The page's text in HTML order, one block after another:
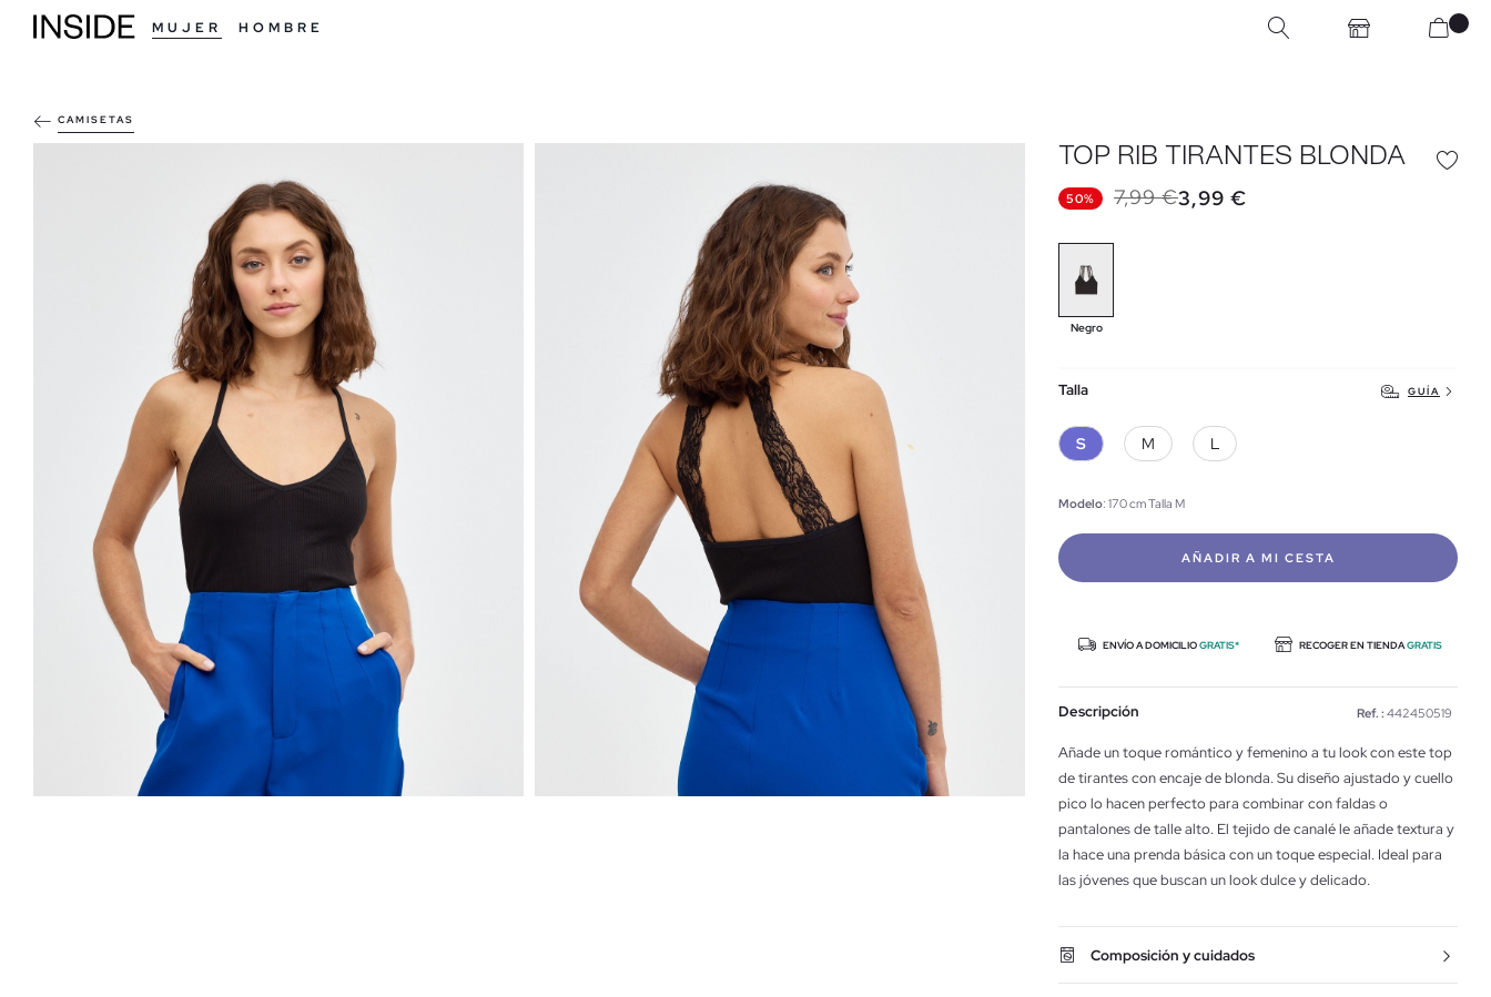
MUJER HOMBRE
CAMISETAS
TOP RIB TIRANTES BLONDA
50% 7,99 €3,99 €
Negro
Talla GUÍA
S M L
Modelo: 170 cm Talla M
AÑADIR A MI CESTA
ENVÍO A DOMICILIOGRATIS* RECOGER EN TIENDAGRATIS
Descripción Ref. : 442450519
Añade un toque romántico y femenino a tu look con este top
de tirantes con encaje de blonda. Su diseño ajustado y cuello
pico lo hacen perfecto para combinar con faldas o
pantalones de talle alto. El tejido de canalé le añade textura y
la hace una prenda básica con un toque especial. Ideal para
las jóvenes que buscan un look dulce y delicado.
Composición y cuidados